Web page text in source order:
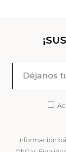
Información